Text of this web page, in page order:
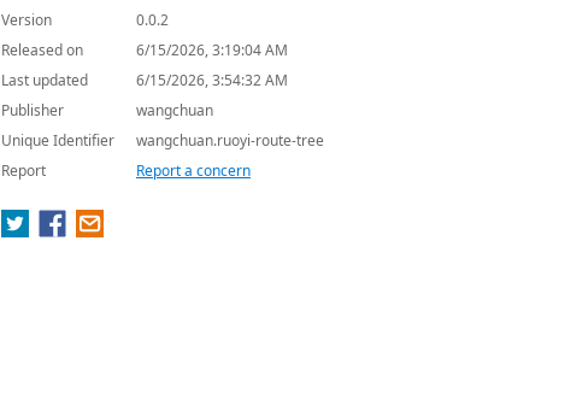
Version
0.0.2
Released on
6/15/2026, 3:19:04 AM
Last updated
6/15/2026, 3:54:32 AM
Publisher
wangchuan
Unique Identifier
wangchuan.ruoyi-route-tree
Report
Report a concern